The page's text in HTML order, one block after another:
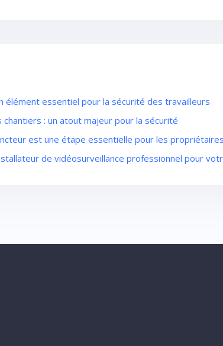
élément essentiel pour la sécurité des travailleurs
chantiers : un atout majeur pour la sécurité
est une étape essentielle pour les
de vidéosurveillance professionnel pour